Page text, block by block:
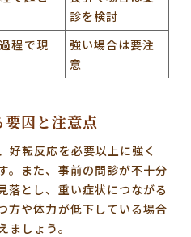
診を検討
程で現
強い場合は要注
意
因と注意点
好転反応を必要以上に強く
。また、事前の問診が不十分
落とし、重い症状につながる
方や体力が低下している場合
しょう。